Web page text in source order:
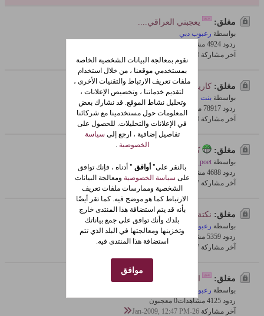
مغلق: يعجبني العراقي....
بواسطة رعبوب دبي
ردود 4
492 مشاهدات
آخر مشاركة 28-Jan-2009, 06:05 AM
مغلق: كاريكاتيرات بلنسية!!!
بواسطة بنت فلسطين
ردود 17
789 مشاهدات
0 معجبون
آخر مشاركة 28-Jan-2009, 12:10 AM
مغلق: كايركاتير
بواسطة died_poet
ردود 8
468 مشاهدات
آخر مشاركة 27-Jan-2009, 08:56 PM
مغلق: نكتة الموسم 2009
بواسطة رعبوب دبي
ردود 9
535 مشاهدات
آخر مشاركة 27-Jan-2009, 08:51 PM
مغلق: الفرق واضح....
بواسطة رعبوب دبي
ردود 5
412 مشاهدات
0 معجبون
آخر مشاركة 26-Jan-2009, 12:47 PM
نقوم بمعالجة البيانات الشخصية الخاصة
بمستخدمي موقعنا ، من خلال استخدام
ملفات تعريف الارتباط والتقنيات الأخرى ،
لتقديم خدماتنا ، وتخصيص الإعلانات ،
وتحليل نشاط الموقع. قد نشارك بعض
المعلومات حول مستخدمينا مع شركائنا
في الإعلانات والتحليلات. للحصول على
تفاصيل إضافية ، ارجع إلى سياسة
الخصوصية .
بالنقر على" أوافق " أدناه ، فإنك توافق
على سياسة الخصوصية ومعالجة البيانات
الشخصية وممارسات ملفات تعريف
الارتباط كما هو موضح فيه. كما تقر أيضًا
بأنه قد يتم استضافة هذا المنتدى خارج
بلدك وأنك توافق على جمع بياناتك
وتخزينها ومعالجتها في البلد الذي تتم
استضافة هذا المنتدى فيه.
موافق